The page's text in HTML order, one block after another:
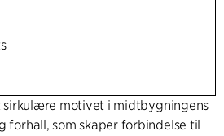
motivet i midtbygningens
forhall, som skaper forbindelse til